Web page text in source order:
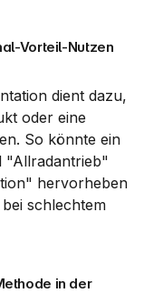
Vorteil-Nutzen
dient dazu,
oder eine
So könnte ein
"Allradantrieb"
hervorheben
schlechtem
in der